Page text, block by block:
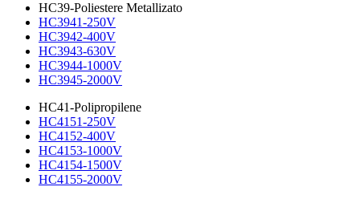
HC39-Poliestere Metallizato
HC3941-250V
HC3942-400V
HC3943-630V
HC3944-1000V
HC3945-2000V
HC41-Polipropilene
HC4151-250V
HC4152-400V
HC4153-1000V
HC4154-1500V
HC4155-2000V